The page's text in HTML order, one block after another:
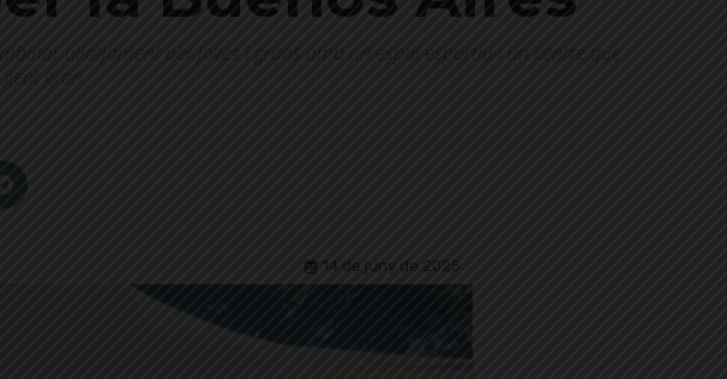
allotjament per joves i grans amb un espai esportiu i un centre que
gran
14 de juny de 2025